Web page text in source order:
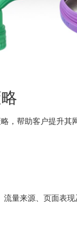
，帮助客户提升
量来源、页面表